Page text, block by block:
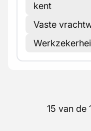
kent
Vaste
15 van de